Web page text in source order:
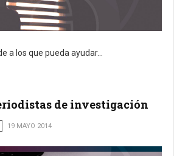
a los que pueda ayudar...
de investigación
19 MAYO 2014